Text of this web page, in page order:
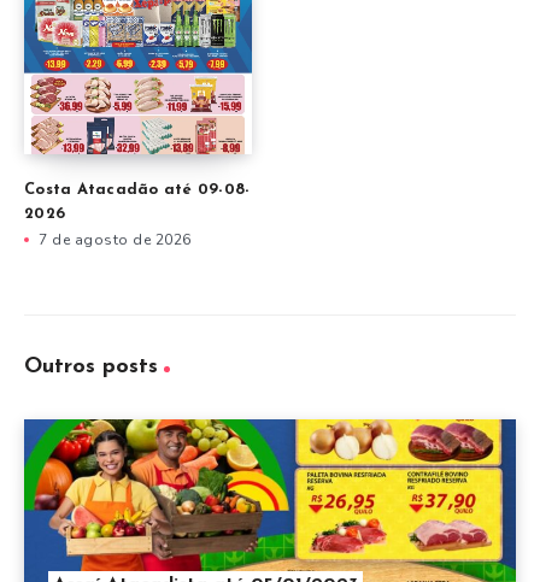
Costa Atacadão até 09-08-
2026
7 de agosto de 2026
Outros posts